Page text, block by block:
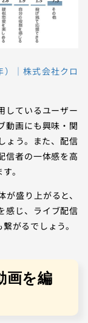
｜株式会社クロ
しているユーザー
動画にも興味・関
ょう。また、配信
信者の一体感を高
。
盛り上がると、
感じ、ライブ配信
がるでしょう。
画を編